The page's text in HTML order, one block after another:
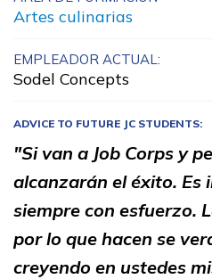
Programas
Artes
Carpintería,
extinción
pasantía
Artes culinarias
EMPLEADOR ACTUAL:
Sodel Concepts
ADVICE TO FUTURE JC STUDENTS:
"Si van a Job Corps y
alcanzarán el éxito.
siempre con esfuerzo.
por lo que hacen se
creyendo en ustedes